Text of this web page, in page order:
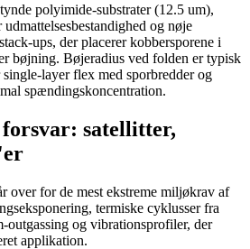
polyimide-substrater (12.5 um),
og nøje
ups, der placerer kobbersporene i
bøjning. Bøjeradius ved folden er typisk
layer flex med sporbredder og
spændingskoncentration.
forsvar: satellitter,
over for de mest ekstreme miljøkrav af
termiske cyklusser fra
outgassing og vibrationsprofiler, der
applikation.